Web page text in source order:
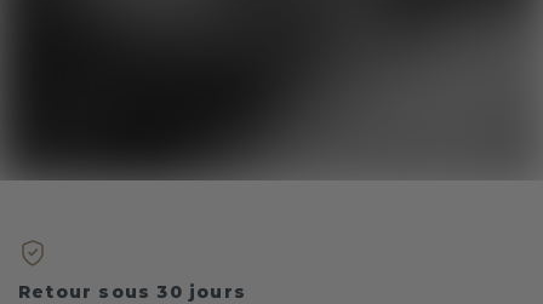
Retour sous 30 jours